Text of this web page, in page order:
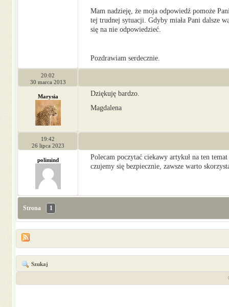
Mam nadzieję, że moja odpowiedź pomoże
tej trudnej sytuacji. Gdyby miała Pani dalsze
się na nie odpowiedzieć.
Pozdrawiam serdecznie.
20:02
30 marca 2013
Marysia
Dziękuję bardzo.
Magdalena
19:42
26 lipca 2023
polimind
Polecam poczytać ciekawy artykuł na ten temat
czujemy się bezpiecznie, zawsze warto
Strona 1
Szukaj